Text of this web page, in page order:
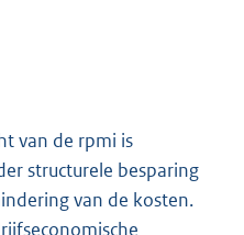
van de rpmi is
structurele besparing
van de kosten.